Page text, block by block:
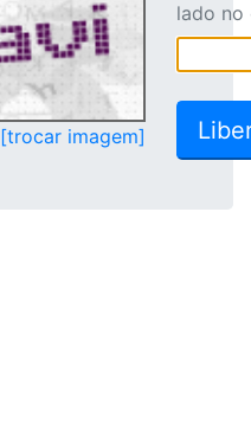
[trocar imagem]
lado no